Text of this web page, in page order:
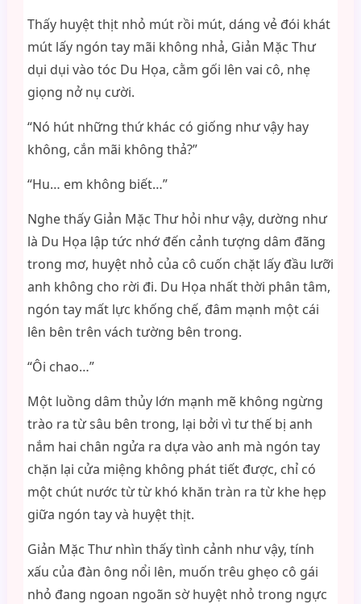
Thấy huyệt thịt nhỏ mút rồi mút, dáng vẻ đói khát
mút lấy ngón tay mãi không nhả, Giản Mặc Thư
dụi dụi vào tóc Du Họa, cằm gối lên vai cô, nhẹ
giọng nở nụ cười.
“Nó hút những thứ khác có giống như vậy hay
không, cắn mãi không thả?”
“Hu… em không biết…”
Nghe thấy Giản Mặc Thư hỏi như vậy, dường như
là Du Họa lập tức nhớ đến cảnh tượng dâm đãng
trong mơ, huyệt nhỏ của cô cuốn chặt lấy đầu lưỡi
anh không cho rời đi. Du Họa nhất thời phân tâm,
ngón tay mất lực khống chế, đâm mạnh một cái
lên bên trên vách tường bên trong.
“Ôi chao…”
Một luồng dâm thủy lớn mạnh mẽ không ngừng
trào ra từ sâu bên trong, lại bởi vì tư thế bị anh
nắm hai chân ngửa ra dựa vào anh mà ngón tay
chặn lại cửa miệng không phát tiết được, chỉ có
một chút nước từ từ khó khăn tràn ra từ khe hẹp
giữa ngón tay và huyệt thịt.
Giản Mặc Thư nhìn thấy tình cảnh như vậy, tính
xấu của đàn ông nổi lên, muốn trêu ghẹo cô gái
nhỏ đang ngoan ngoãn sờ huyệt nhỏ trong ngực